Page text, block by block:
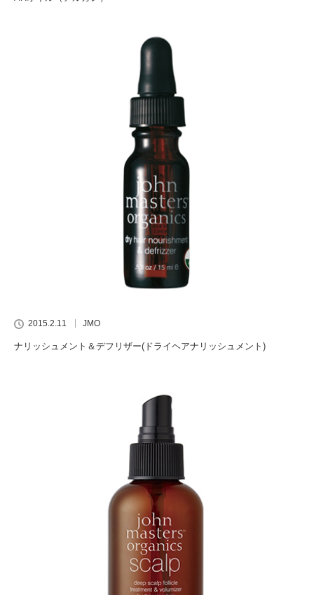
2015.2.11 JMO
ナリッシュメント＆デフリザー(ドライヘアナリッシュメント)